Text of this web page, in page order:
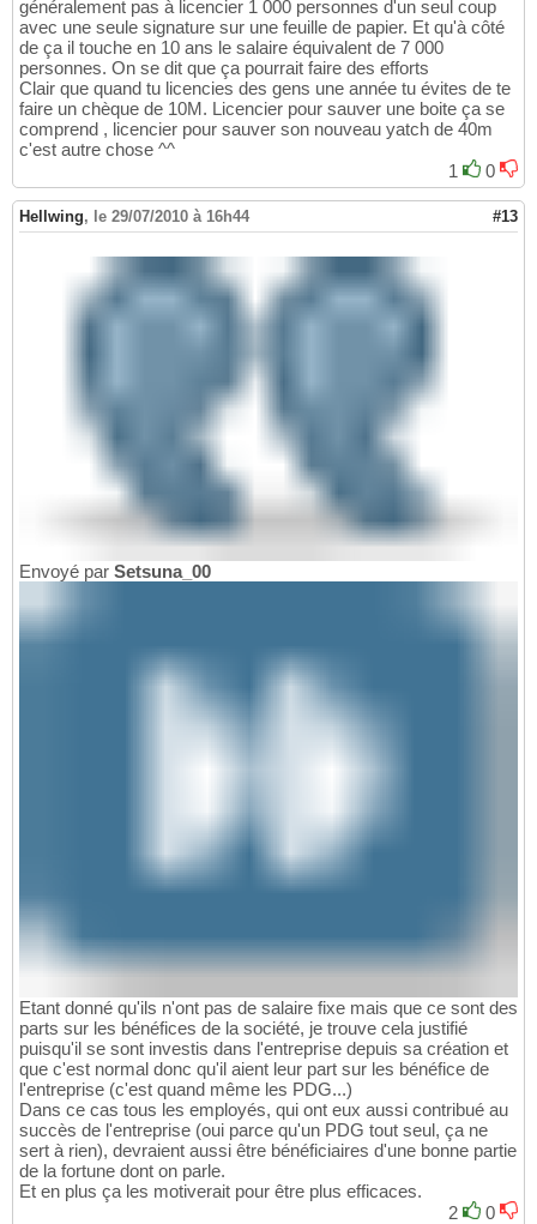
généralement pas à licencier 1 000 personnes d'un seul coup
avec une seule signature sur une feuille de papier. Et qu'à côté
de ça il touche en 10 ans le salaire équivalent de 7 000
personnes. On se dit que ça pourrait faire des efforts
Clair que quand tu licencies des gens une année tu évites de te
faire un chèque de 10M. Licencier pour sauver une boite ça se
comprend , licencier pour sauver son nouveau yatch de 40m
c'est autre chose ^^
1
0
Hellwing, le 29/07/2010 à 16h44 #13
Envoyé par Setsuna_00
Etant donné qu'ils n'ont pas de salaire fixe mais que ce sont des
parts sur les bénéfices de la société, je trouve cela justifié
puisqu'il se sont investis dans l'entreprise depuis sa création et
que c'est normal donc qu'il aient leur part sur les bénéfice de
l'entreprise (c'est quand même les PDG...)
Dans ce cas tous les employés, qui ont eux aussi contribué au
succès de l'entreprise (oui parce qu'un PDG tout seul, ça ne
sert à rien), devraient aussi être bénéficiaires d'une bonne partie
de la fortune dont on parle.
Et en plus ça les motiverait pour être plus efficaces.
2
0